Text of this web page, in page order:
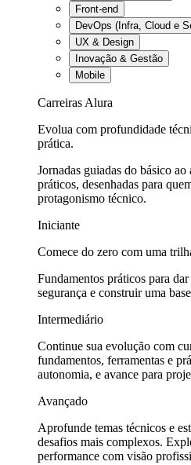
Front-end
DevOps (Infra, Cloud e
UX & Design
Inovação & Gestão
Mobile
Carreiras Alura
Evolua com profundidade
prática.
Jornadas guiadas do básico
práticos, desenhadas para
protagonismo técnico.
Iniciante
Comece do zero com uma
Fundamentos práticos para
segurança e construir uma
Intermediário
Continue sua evolução com
fundamentos, ferramentas e
autonomia, e avance para
Avançado
Aprofunde temas técnicos e
desafios mais complexos.
performance com visão